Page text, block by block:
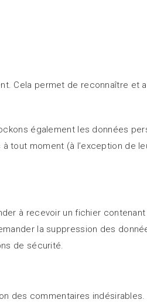
Cela permet de reconnaître et
également les données
moment (à l’exception de
à recevoir un fichier
la suppression des
de sécurité.
des commentaires indésirables.